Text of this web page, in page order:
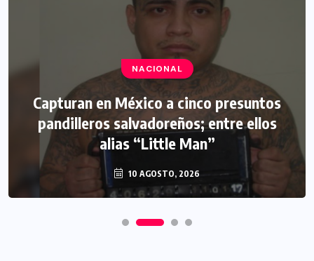
NACIONAL
Capturan en México a cinco presuntos
pandilleros salvadoreños; entre ellos
alias “Little Man”
10 AGOSTO, 2026